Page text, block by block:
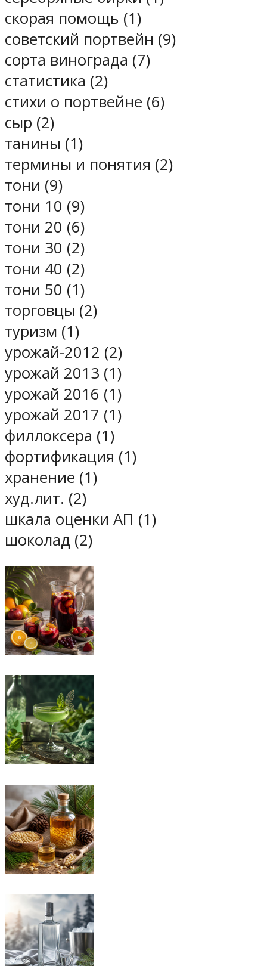
скорая помощь (1)
советский портвейн (9)
сорта винограда (7)
статистика (2)
стихи о портвейне (6)
сыр (2)
танины (1)
термины и понятия (2)
тони (9)
тони 10 (9)
тони 20 (6)
тони 30 (2)
тони 40 (2)
тони 50 (1)
торговцы (2)
туризм (1)
урожай-2012 (2)
урожай 2013 (1)
урожай 2016 (1)
урожай 2017 (1)
филлоксера (1)
фортификация (1)
хранение (1)
худ.лит. (2)
шкала оценки АП (1)
шоколад (2)